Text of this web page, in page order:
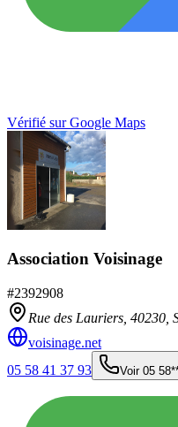
Vérifié sur Google Maps
Association Voisinage
#2392908
Rue des Lauriers, 40230
voisinage.net
05 58 41 37 93
Voir 05